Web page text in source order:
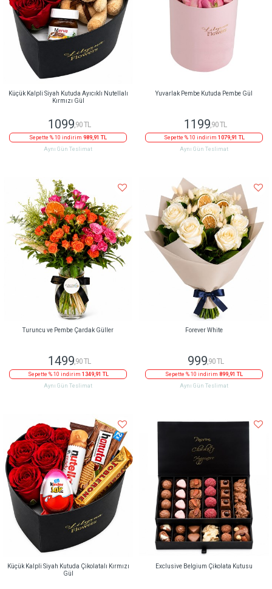
Küçük Kalpli Siyah Kutuda Ayıcıklı Nutellalı
Kırmızı Gül
1099,90 TL
Sepette % 10 indirim 989,91 TL
Aynı Gün Teslimat
Yuvarlak Pembe Kutuda Pembe Gül
1199,90 TL
Sepette % 10 indirim 1079,91 TL
Aynı Gün Teslimat
Turuncu ve Pembe Çardak Güller
1499 ,90 TL
Sepette % 10 indirim 1349,91 TL
Aynı Gün Teslimat
Forever White
999,90 TL
Sepette % 10 indirim 899,91 TL
Aynı Gün Teslimat
Küçük Kalpli Siyah Kutuda Çikolatalı Kırmızı
Gül
Exclusive Belgium Çikolata Kutusu